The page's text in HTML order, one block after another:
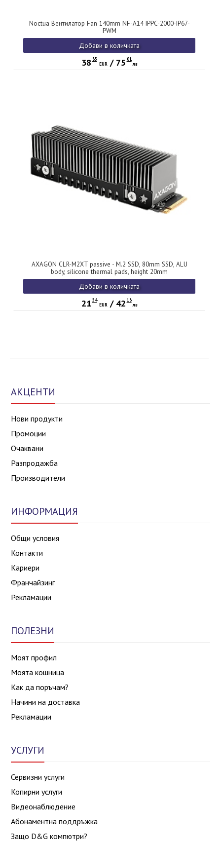
Noctua Вентилатор Fan 140mm NF-A14 IPPC-2000-IP67-
PWM
Добави в количката
38 35
EUR/ 75 01
лв
AXAGON CLR-M2XT passive - M.2 SSD, 80mm SSD, ALU
body, silicone thermal pads, height 20mm
Добави в количката
21 54
EUR/ 42 13
лв
АКЦЕНТИ
Нови продукти
Промоции
Очаквани
Разпродажба
Производители
ИНФОРМАЦИЯ
Общи условия
Контакти
Кариери
Франчайзинг
Рекламации
ПОЛЕЗНИ
Моят профил
Моята кошница
Как да поръчам?
Начини на доставка
Рекламации
УСЛУГИ
Сервизни услуги
Копирни услуги
Видеонаблюдение
Абонаментна поддръжка
Защо D&G компютри?